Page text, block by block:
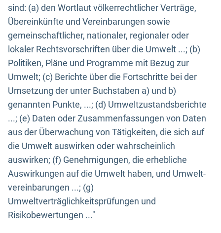
sind: (a) den Wortlaut völkerrechtlicher Verträge,
Übereinkünfte und Vereinbarungen sowie
gemeinschaftlicher, nationaler, regionaler oder
lokaler Rechtsvorschriften über die Umwelt ...; (b)
Politiken, Pläne und Programme mit Bezug zur
Umwelt; (c) Berichte über die Fortschritte bei der
Umsetzung der unter Buchstaben a) und b)
genannten Punkte, ...; (d) Umweltzustandsberichte
...; (e) Daten oder Zusammenfassungen von Daten
aus der Überwachung von Tätigkeiten, die sich auf
die Umwelt auswirken oder wahrscheinlich
auswirken; (f) Genehmigungen, die erhebliche
Auswirkungen auf die Umwelt haben, und Umwelt-
vereinbarungen ...; (g)
Umweltverträglichkeitsprüfungen und
Risikobewertungen ..."